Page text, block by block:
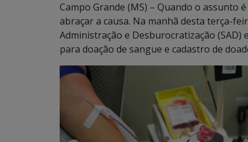
Campo Grande (MS) – Quando o
abraçar a causa. Na manhã desta terça-
Administração e Desburocratização (SAD)
para doação de sangue e cadastro de